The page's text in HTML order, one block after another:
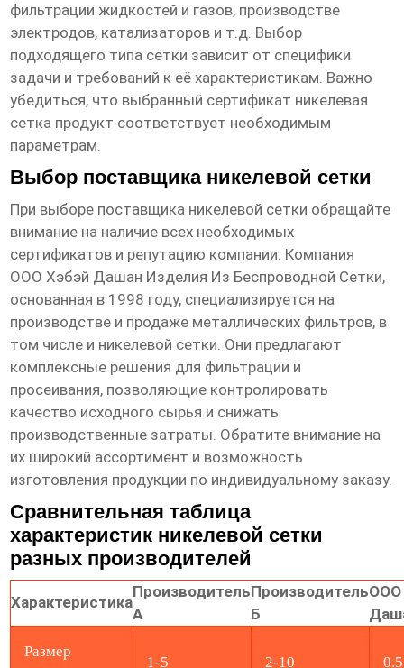
фильтрации жидкостей и газов, производстве
электродов, катализаторов и т.д. Выбор
подходящего типа сетки зависит от специфики
задачи и требований к её характеристикам. Важно
убедиться, что выбранный сертификат никелевая
сетка продукт соответствует необходимым
параметрам.
Выбор поставщика никелевой сетки
При выборе поставщика никелевой сетки обращайте
внимание на наличие всех необходимых
сертификатов и репутацию компании. Компания
ООО Хэбэй Дашан Изделия Из Беспроводной Сетки,
основанная в 1998 году, специализируется на
производстве и продаже металлических фильтров, в
том числе и никелевой сетки. Они предлагают
комплексные решения для фильтрации и
просеивания, позволяющие контролировать
качество исходного сырья и снижать
производственные затраты. Обратите внимание на
их широкий ассортимент и возможность
изготовления продукции по индивидуальному заказу.
Сравнительная таблица
характеристик никелевой сетки
разных производителей
Характеристика
Производитель
А
Производитель
Б
ООО
Размер
1-5 2-10